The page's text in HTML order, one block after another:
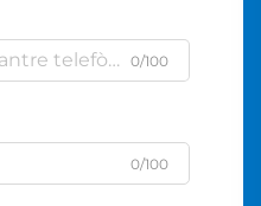
0/100
0/100